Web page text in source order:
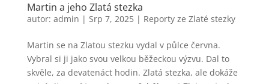
Martin a jeho Zlatá stezka
autor: admin | Srp 7, 2025| Reporty ze Zlaté stezky
Martin se na Zlatou stezku vydal v půlce června.
Vybral si ji jako svou velkou běžeckou výzvu. Dal to
skvěle, za devatenáct hodin. Zlatá stezka, ale dokáže